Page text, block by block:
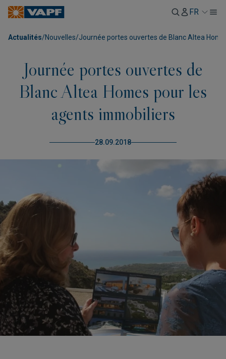
FR
Actualités/Nouvelles/Journée portes ouvertes de Blanc Altea
Journée portes ouvertes de
Blanc Altea Homes pour les
agents immobiliers
28.09.2018